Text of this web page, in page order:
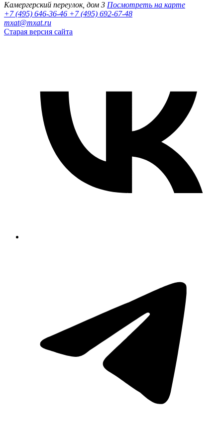
Камергерский переулок, дом 3 Посмотреть на карте
+7 (495) 646-36-46 +7 (495) 692-67-48‬
mxat@mxat.ru
Старая версия сайта